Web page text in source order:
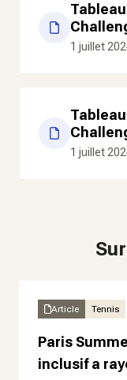
1 juillet
1 juillet
Article Tennis
Paris
inclusif a